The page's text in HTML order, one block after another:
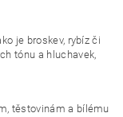
je broskev, rybíz či
tónu a hluchavek,
těstovinám a bílému